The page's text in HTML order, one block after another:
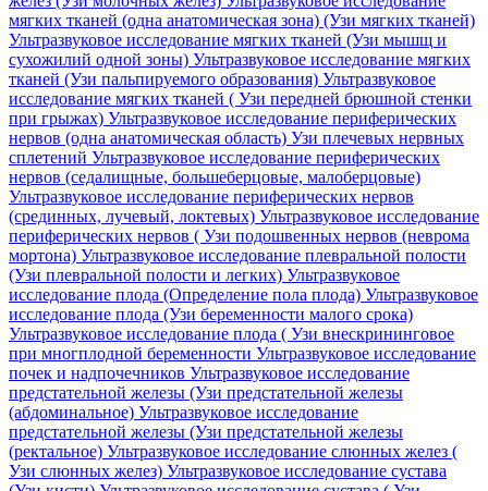
мягких тканей (одна анатомическая зона) (Узи мягких тканей)
Ультразвуковое исследование мягких тканей (Узи мышщ и
сухожилий одной зоны) Ультразвуковое исследование мягких
тканей (Узи пальпируемого образования) Ультразвуковое
исследование мягких тканей ( Узи передней брюшной стенки
при грыжах) Ультразвуковое исследование периферических
нервов (одна анатомическая область) Узи плечевых нервных
сплетений Ультразвуковое исследование периферических
нервов (седалищные, большеберцовые, малоберцовые)
Ультразвуковое исследование периферических нервов
(срединных, лучевый, локтевых) Ультразвуковое исследование
периферических нервов ( Узи подошвенных нервов (неврома
мортона) Ультразвуковое исследование плевральной полости
(Узи плевральной полости и легких) Ультразвуковое
исследование плода (Определение пола плода) Ультразвуковое
исследование плода (Узи беременности малого срока)
Ультразвуковое исследование плода ( Узи внескрининговое
при многплодной беременности Ультразвуковое исследование
почек и надпочечников Ультразвуковое исследование
предстательной железы (Узи предстательной железы
(абдоминальное) Ультразвуковое исследование
предстательной железы (Узи предстательной железы
(ректальное) Ультразвуковое исследование слюнных желез (
Узи слюнных желез) Ультразвуковое исследование сустава